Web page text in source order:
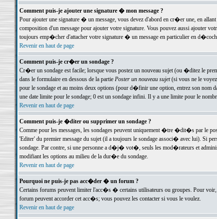
Comment puis-je ajouter une signature � mon message ?
Pour ajouter une signature � un message, vous devez d'abord en cr�er une, en
composition d'un message pour ajouter votre signature. Vous pouvez aussi ajouter
toujours emp�cher d'attacher votre signature � un message en particulier en
Revenir en haut de page
Comment puis-je cr�er un sondage ?
Cr�er un sondage est facile; lorsque vous postez un nouveau sujet (ou �ditez le
dans le formulaire en dessous de la partie Poster un nouveau sujet(si vous ne le voyez
pour le sondage et au moins deux options (pour d�finir une option, entrez son nom
une date limite pour le sondage; 0 est un sondage infini. Il y a une limite pour le
Revenir en haut de page
Comment puis-je �diter ou supprimer un sondage ?
Comme pour les messages, les sondages peuvent uniquement �tre �dit�s par le
'Editer' du premier message du sujet (il a toujours le sondage associ� avec lui). Si
sondage. Par contre, si une personne a d�j� vot�, seuls les mod�rateurs et
modifiant les options au milieu de la dur�e du sondage.
Revenir en haut de page
Pourquoi ne puis-je pas acc�der � un forum ?
Certains forums peuvent limiter l'acc�s � certains utilisateurs ou groupes. Pour
forum peuvent accorder cet acc�s; vous pouvez les contacter si vous le voulez.
Revenir en haut de page